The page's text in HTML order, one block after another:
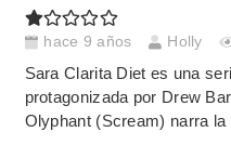
hace 9 años Holly
Sara Clarita Diet es una
protagonizada por Drew
Olyphant (Scream) narra